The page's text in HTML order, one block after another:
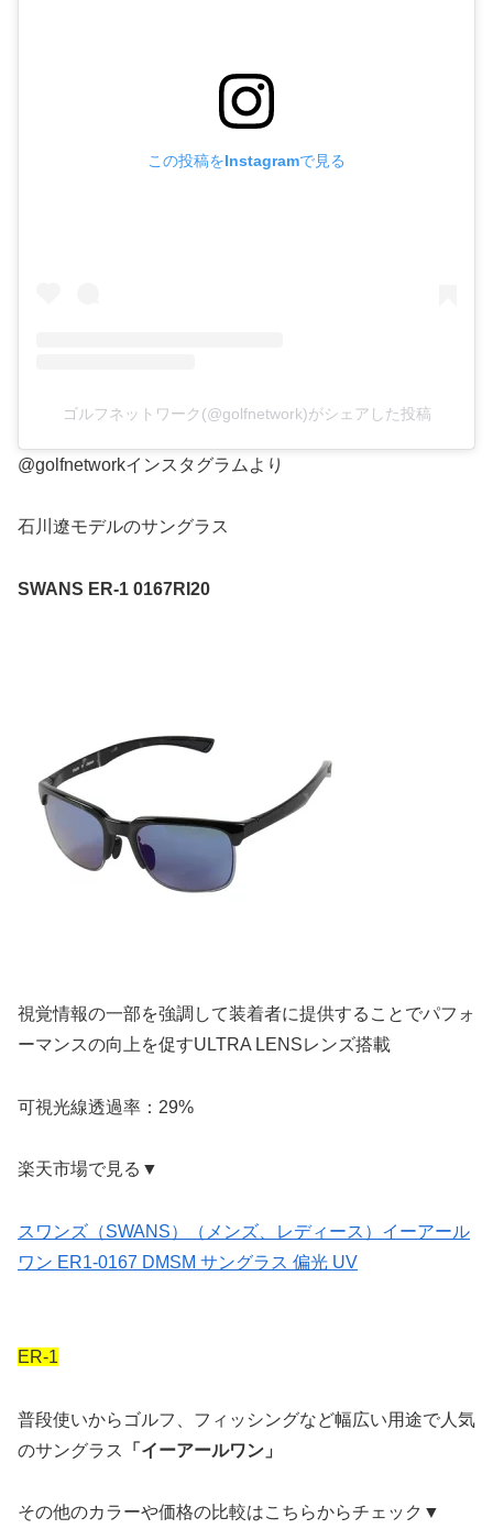
この投稿をInstagramで見る
ゴルフネットワーク(@golfnetwork)がシェアした投稿
@golfnetworkインスタグラムより
石川遼モデルのサングラス
SWANS ER-1 0167RI20
視覚情報の一部を強調して装着者に提供することでパフォ
ーマンスの向上を促すULTRA LENSレンズ搭載
可視光線透過率：29%
楽天市場で見る▼
スワンズ（SWANS）（メンズ、レディース）イーアール
ワン ER1-0167 DMSM サングラス 偏光 UV
ER-1
普段使いからゴルフ、フィッシングなど幅広い用途で人気
のサングラス
「イーアールワン」
その他のカラーや価格の比較はこちらからチェック▼